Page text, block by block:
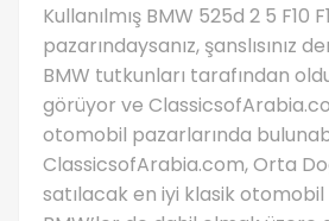
Kullanılmış BMW 525d 2 5 F10
pazarındaysanız, şanslısınız
BMW tutkunları tarafından
görüyor ve
otomobil pazarlarında
ClassicsofArabia.com, Orta
satılacak en iyi klasik otomobil